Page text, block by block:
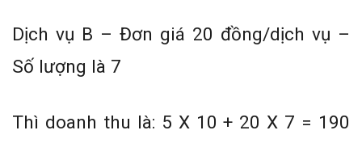
Dịch vụ B – Đơn giá 20 đồng/dịch vụ –
Số lượng là 7
Thì doanh thu là: 5 X 10 + 20 X 7 = 190